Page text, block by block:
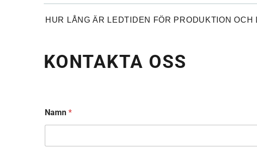
HUR LÅNG ÄR LEDTIDEN FÖR PRODUKTION OCH
KONTAKTA OSS
Namn *